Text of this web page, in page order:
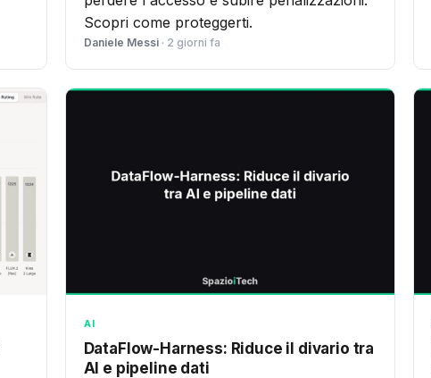
Scopri come proteggerti.
Daniele Messi· 2 giorni fa
AI
DataFlow-Harness: Riduce il divario tra
AI e pipeline dati